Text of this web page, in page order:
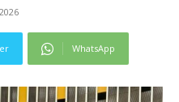
WhatsApp